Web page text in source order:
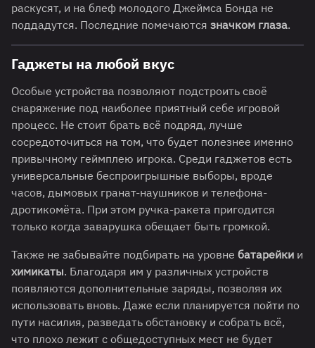
раскусят, и на блеф молодого Джеймса Бонда не
поддадутся. Последние помечаются значком глаза.
Гаджеты на любой вкус
Особые устройства позволяют подстроить своё
снаряжение под наиболее приятный себе игровой
процесс. Не стоит брать всё подряд, лучше
сосредоточиться на том, что будет полезнее именно
привычному геймплею игрока. Среди гаджетов есть
универсальные беспроигрышные выборы, вроде
часов, дымовых гранат-наушников и телефона-
дротикомёта. При этом ручка-ракета пригодится
только когда заварушка обещает быть громкой.
Также не забывайте подбирать на уровне батарейки и
химикаты. Благодаря им у различных устройств
появляются дополнительные заряды, позволяя их
использовать вновь. Даже если планируется пойти по
пути насилия, разведать обстановку и собрать всё,
что плохо лежит с общедоступных мест не будет